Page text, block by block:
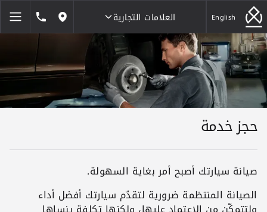
English
العلامات التجارية
العلامات التجارية
مواقعنا
حجز خدمة
صيانة سيارتك أصبح أمر بغاية السهولة.
الصيانة المنتظمة ضرورية لتقدّم سيارتك أفضل أداء